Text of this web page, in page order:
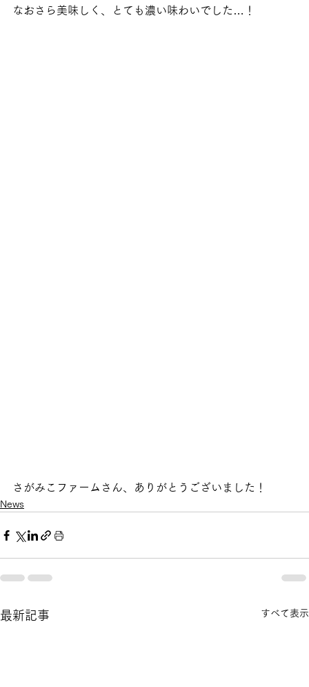
なおさら美味しく、とても濃い味わいでした…！
さがみこファームさん、ありがとうございました！
News
最新記事 すべて表示